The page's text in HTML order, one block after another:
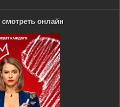
смотреть онлайн